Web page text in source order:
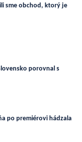
sme obchod, ktorý je
porovnal s
po premiérovi hádzala